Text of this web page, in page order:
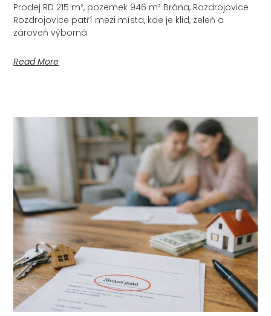
Prodej RD 215 m², pozemek 946 m² Brána, Rozdrojovice
Rozdrojovice patří mezi místa, kde je klid, zeleň a
zároveň výborná
Read More